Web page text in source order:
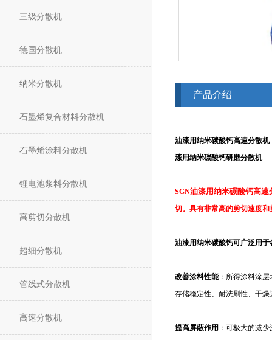
三级分散机
德国分散机
纳米分散机
石墨烯复合材料分散机
石墨烯涂料分散机
锂电池浆料分散机
高剪切分散机
超细分散机
管线式分散机
高速分散机
产品介绍
油漆用纳米碳酸钙高速分散机
漆用纳米碳酸钙研磨分散机
SGN油漆用纳米碳酸钙高速
切。具有非常高的剪切速度
油漆用纳米碳酸钙可广泛用
改善涂料性能：所得涂料涂层
存储稳定性、耐洗刷性、干
提高屏蔽作用 ：可极大的减